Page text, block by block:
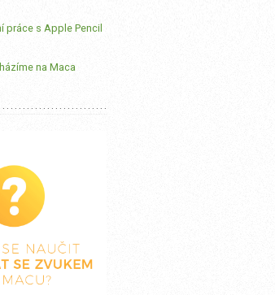
práce s Apple Pencil
na Maca